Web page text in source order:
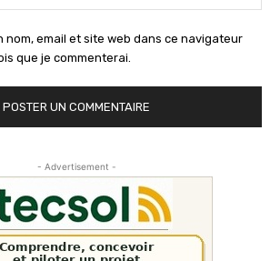
nom, email et site web dans ce navigateur
que je commenterai.
- Advertisement -